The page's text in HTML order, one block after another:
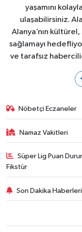
yaşamını
ulaşabilirsiniz.
Alanya’nın
sağlamayı
ve tarafsız
Nöbetçi Eczaneler
Namaz Vakitleri
Süper Lig Puan
Fikstür
Son Dakika Haberleri